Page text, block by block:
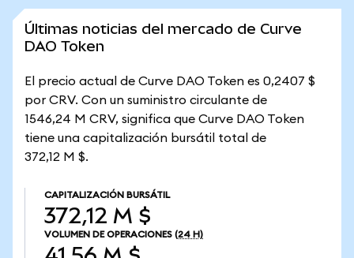
Últimas noticias del mercado de Curve
DAO Token
El precio actual de Curve DAO Token es 0,2407 $
por CRV. Con un suministro circulante de
1546,24 M CRV, significa que Curve DAO Token
tiene una capitalización bursátil total de
372,12 M $.
CAPITALIZACIÓN BURSÁTIL
372,12 M $
VOLUMEN DE OPERACIONES (24 H)